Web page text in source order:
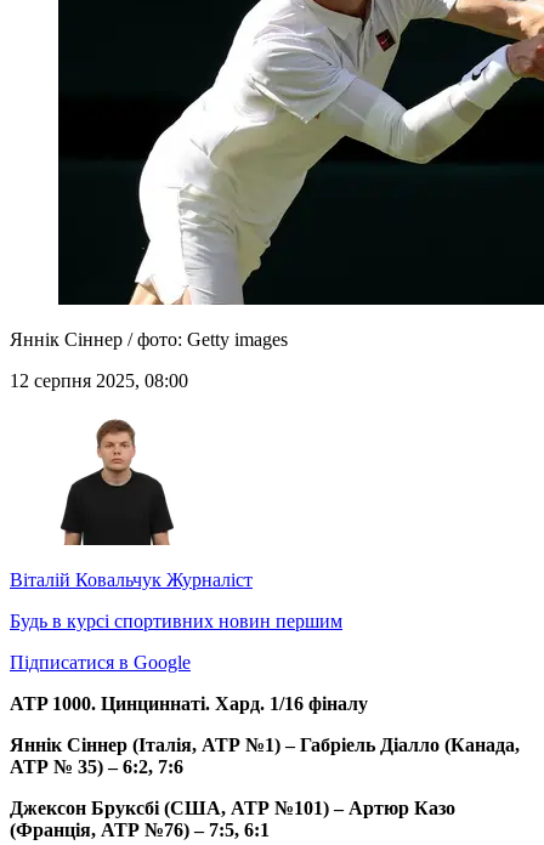
Яннік Сіннер / фото: Getty images
12 серпня 2025, 08:00
Віталій Ковальчук Журналіст
Будь в курсі спортивних новин першим
Підписатися в Google
ATP 1000. Цинциннаті. Хард. 1/16 фіналу
Яннік Сіннер (Італія, АТР №1) – Габріель Діалло (Канада,
АТР № 35) – 6:2, 7:6
Джексон Бруксбі (США, АТР №101) – Артюр Казо
(Франція, АТР №76) – 7:5, 6:1